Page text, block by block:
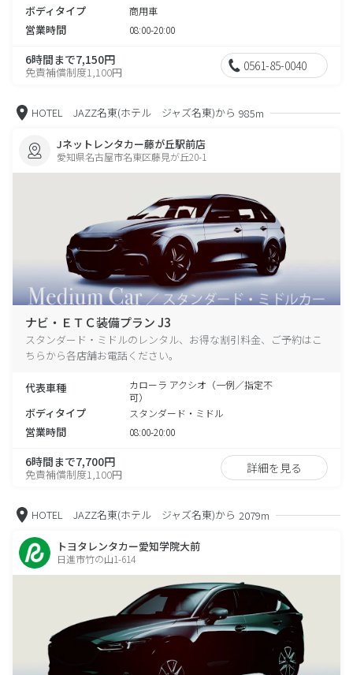
ボディタイプ 商用車
営業時間 08:00-20:00
6時間まで7,150円
免責補償制度1,100円 0561-85-0040
HOTEL JAZZ名東(ホテル ジャズ名東)から 985m
Jネットレンタカー藤が丘駅前店
愛知県名古屋市名東区藤見が丘20-1
ナビ・ＥＴＣ装備プラン J3
スタンダード・ミドルのレンタル、お得な割引料金、ご予約はこ
ちらから各店舗お電話ください。
代表車種
カローラ アクシオ（一例／指定不
可）
ボディタイプ スタンダード・ミドル
営業時間 08:00-20:00
6時間まで7,700円
免責補償制度1,100円 詳細を見る
HOTEL JAZZ名東(ホテル ジャズ名東)から 2079m
トヨタレンタカー愛知学院大前
日進市竹の山1-614